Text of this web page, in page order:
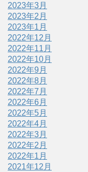
2023年3月
2023年2月
2023年1月
2022年12月
2022年11月
2022年10月
2022年9月
2022年8月
2022年7月
2022年6月
2022年5月
2022年4月
2022年3月
2022年2月
2022年1月
2021年12月